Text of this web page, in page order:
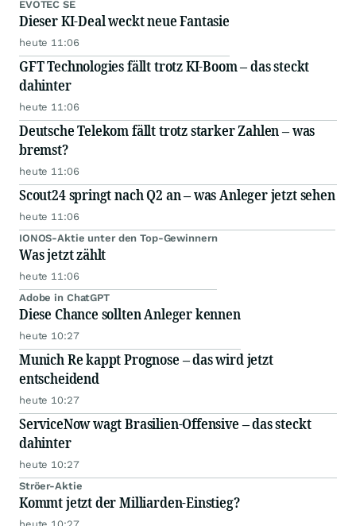
EVOTEC SE
Dieser KI-Deal weckt neue Fantasie
heute 11:06
GFT Technologies fällt trotz KI-Boom – das steckt
dahinter
heute 11:06
Deutsche Telekom fällt trotz starker Zahlen – was
bremst?
heute 11:06
Scout24 springt nach Q2 an – was Anleger jetzt sehen
heute 11:06
IONOS-Aktie unter den Top-Gewinnern
Was jetzt zählt
heute 11:06
Adobe in ChatGPT
Diese Chance sollten Anleger kennen
heute 10:27
Munich Re kappt Prognose – das wird jetzt
entscheidend
heute 10:27
ServiceNow wagt Brasilien-Offensive – das steckt
dahinter
heute 10:27
Ströer-Aktie
Kommt jetzt der Milliarden-Einstieg?